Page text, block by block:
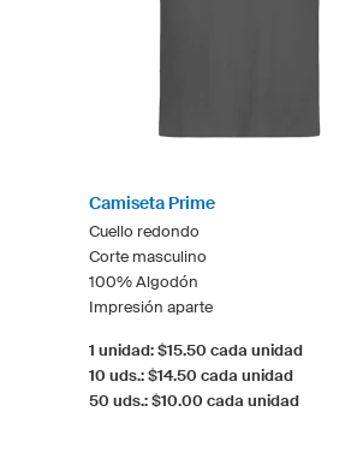
Camiseta Prime
Cuello redondo
Corte masculino
100% Algodón
Impresión aparte
1 unidad: $15.50 cada unidad
10 uds.: $14.50 cada unidad
50 uds.: $10.00 cada unidad